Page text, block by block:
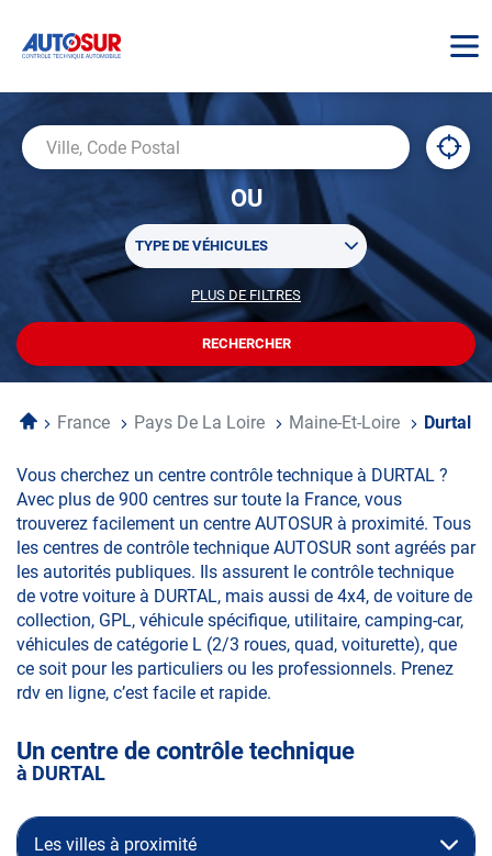
Code
Postal
À
,
OU
Sélectionner
un
plusieurs
recherche
TYPE DE VÉHICULES
PLUS DE FILTRES
POUR
PERSONNALISER
VOTRE
RECHERCHE
RECHERCHER
UN
CENTRE
AUTOSUR
AccueilFrance Pays De La Loire Maine-Et-Loire Durtal
Vous cherchez un centre contrôle technique à DURTAL ?
Avec plus de 900 centres sur toute la France, vous
trouverez facilement un centre AUTOSUR à proximité. Tous
les centres de contrôle technique AUTOSUR sont agréés par
les autorités publiques. Ils assurent le contrôle technique
de votre voiture à DURTAL, mais aussi de 4x4, de voiture de
collection, GPL, véhicule spécifique, utilitaire, camping-car,
véhicules de catégorie L (2/3 roues, quad, voiturette), que
ce soit pour les particuliers ou les professionnels. Prenez
rdv en ligne, c’est facile et rapide.
Un centre de contrôle technique
à DURTAL
Les villes à proximité